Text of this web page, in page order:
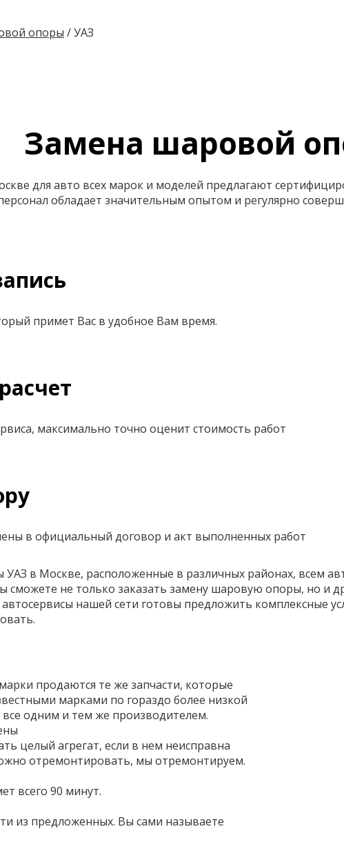
опоры /УАЗ
Замена шаровой
для авто всех марок и моделей предлагают
обладает значительным опытом и регулярно
примет Вас в удобное Вам время.
максимально точно оценит стоимость работ
в официальный договор и акт выполненных работ
УАЗ в Москве, расположенные в различных районах, всем
сможете не только заказать замену шаровую опоры, но и
автосервисы нашей сети готовы предложить комплексные
продаются те же запчасти, которые
марками по гораздо более низкой
одним и тем же производителем.
целый агрегат, если в нем неисправна
отремонтировать, мы отремонтируем.
всего 90 минут.
из предложенных. Вы сами называете